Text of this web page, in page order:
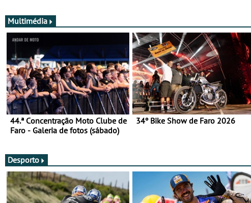
Multimédia
44.ª Concentração Moto Clube de
Faro - Galeria de fotos (sábado)
34º Bike Show de Faro 2026
Desporto